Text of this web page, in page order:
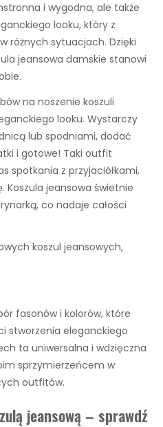
i wygodna, ale także
looku, który z
różnych sytuacjach. Dzięki
jeansowa damskie stanowi
na noszenie koszuli
looku. Wystarczy
lub spodniami, dodać
i gotowe! Taki outfit
spotkania z przyjaciółkami,
jeansowa świetnie
co nadaje całości
koszul jeansowych,
fasonów i kolorów, które
stworzenia eleganckiego
ta uniwersalna i wdzięczna
sprzymierzeńcem w
outfitów.
jeansową – sprawdź